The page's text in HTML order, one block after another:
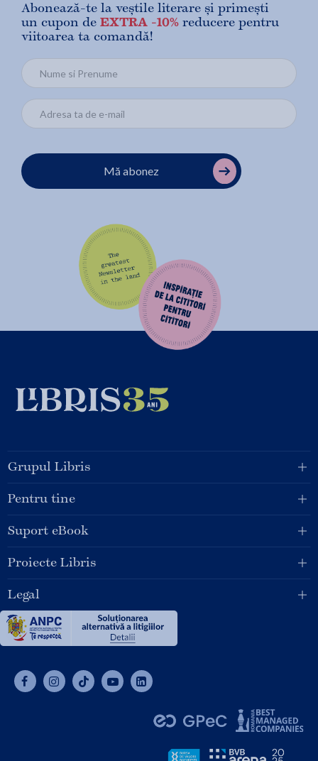
Abonează-te la veștile literare și primești
un cupon de EXTRA -10% reducere pentru
viitoarea ta comandă!
Mă abonez
Grupul Libris
Pentru tine
Suport eBook
Proiecte Libris
Legal